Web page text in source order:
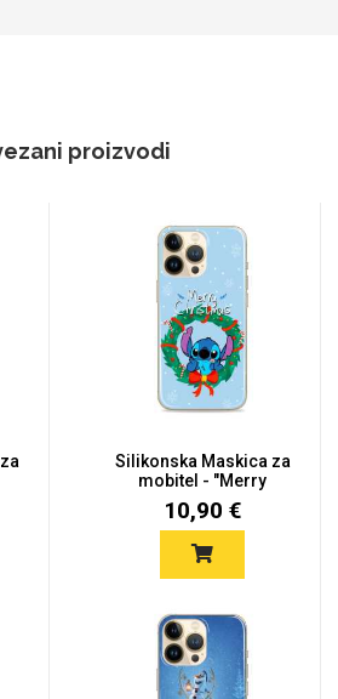
proizvodi
Silikonska Maskica za
mobitel - "Merry
Christm...
10,90 €